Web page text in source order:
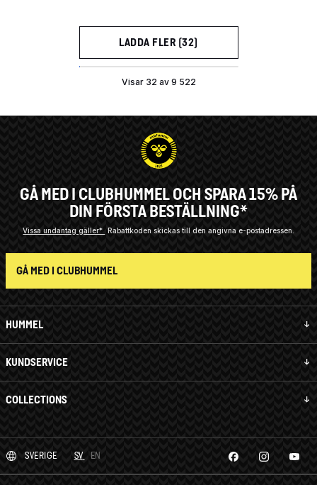
LADDA FLER (32)
Visar 32 av 9 522
HUMMEL
KUNDSERVICE
COLLECTIONS
GÅ MED I CLUBHUMMEL OCH SPARA 15% PÅ
DIN FÖRSTA BESTÄLLNING*
Vissa undantag gäller* Rabattkoden skickas till den angivna e-postadressen.
GÅ MED I CLUBHUMMEL
SVERIGE SV EN